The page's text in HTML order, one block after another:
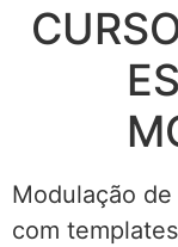
Modulação
com